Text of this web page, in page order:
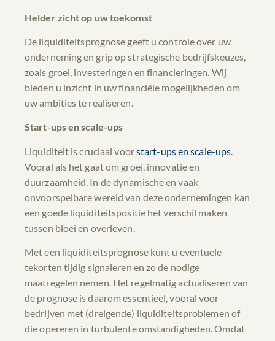
Helder zicht op uw toekomst
De liquiditeitsprognose geeft u controle over uw
onderneming en grip op strategische bedrijfskeuzes,
zoals groei, investeringen en financieringen. Wij
bieden u inzicht in uw financiële mogelijkheden om
uw ambities te realiseren.
Start-ups en scale-ups
Liquiditeit is cruciaal voorstart-ups en scale-ups
Vooral als het gaat om groei, innovatie en
duurzaamheid. In de dynamische en vaak
onvoorspelbare wereld van deze ondernemingen kan
een goede liquiditeitspositie het verschil maken
tussen bloei en overleven.
Met een liquiditeitsprognose kunt u eventuele
tekorten tijdig signaleren en zo de nodige
maatregelen nemen. Het regelmatig actualiseren van
de prognose is daarom essentieel, vooral voor
bedrijven met (dreigende) liquiditeitsproblemen of
die opereren in turbulente omstandigheden. Omdat